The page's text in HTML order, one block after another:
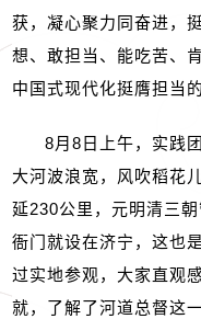
获，凝心聚力同奋进，
想、敢担当、能吃苦、
中国式现代化挺膺担当
8月8 日上午，实践
大河波浪宽，风吹稻花
延230公里，元明清三
衙门就设在济宁，这也
过实地参观，大家直观
就，了解了河道总督这